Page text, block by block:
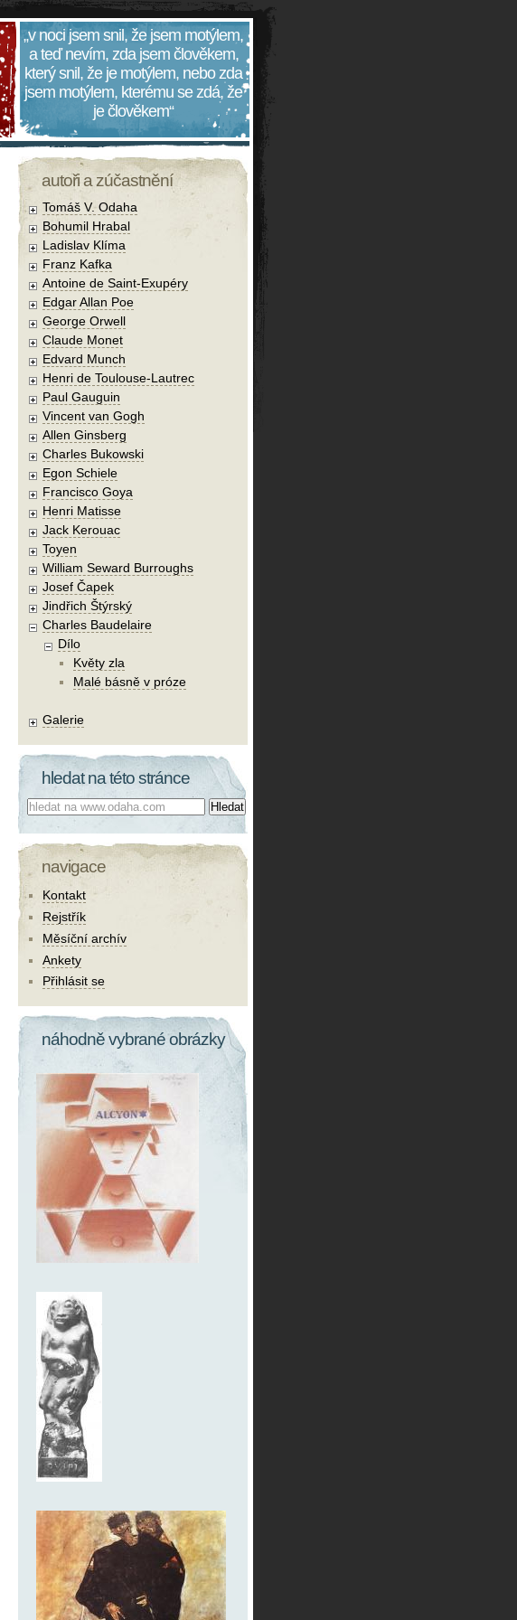
„v noci jsem snil, že jsem motýlem,
a teď nevím, zda jsem člověkem,
který snil, že je motýlem, nebo zda
jsem motýlem, kterému se zdá, že
je člověkem“
autoři a zúčastnění
Tomáš V. Odaha
Bohumil Hrabal
Ladislav Klíma
Franz Kafka
Antoine de Saint-Exupéry
Edgar Allan Poe
George Orwell
Claude Monet
Edvard Munch
Henri de Toulouse-Lautrec
Paul Gauguin
Vincent van Gogh
Allen Ginsberg
Charles Bukowski
Egon Schiele
Francisco Goya
Henri Matisse
Jack Kerouac
Toyen
William Seward Burroughs
Josef Čapek
Jindřich Štýrský
Charles Baudelaire
Dílo
Květy zla
Malé básně v próze
Galerie
hledat na této stránce
Co hledat:
navigace
Kontakt
Rejstřík
Měsíční archív
Ankety
Přihlásit se
náhodně vybrané obrázky